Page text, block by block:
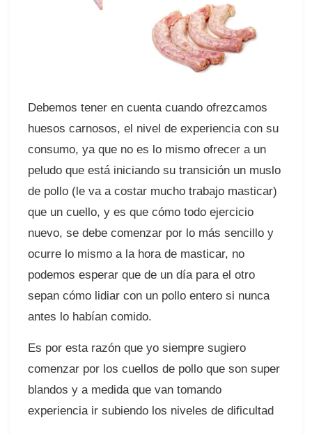
Debemos tener en cuenta cuando ofrezcamos
huesos carnosos, el nivel de experiencia con su
consumo, ya que no es lo mismo ofrecer a un
peludo que está iniciando su transición un muslo
de pollo (le va a costar mucho trabajo masticar)
que un cuello, y es que cómo todo ejercicio
nuevo, se debe comenzar por lo más sencillo y
ocurre lo mismo a la hora de masticar, no
podemos esperar que de un día para el otro
sepan cómo lidiar con un pollo entero si nunca
antes lo habían comido.
Es por esta razón que yo siempre sugiero
comenzar por los cuellos de pollo que son super
blandos y a medida que van tomando
experiencia ir subiendo los niveles de dificultad